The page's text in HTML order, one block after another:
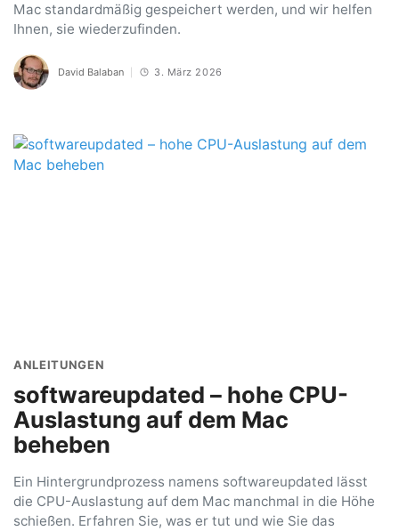
Mac standardmäßig gespeichert werden, und wir helfen
Ihnen, sie wiederzufinden.
David Balaban 3. März 2026
ANLEITUNGEN
softwareupdated – hohe CPU-
Auslastung auf dem Mac
beheben
Ein Hintergrundprozess namens softwareupdated lässt
die CPU-Auslastung auf dem Mac manchmal in die Höhe
schießen. Erfahren Sie, was er tut und wie Sie das